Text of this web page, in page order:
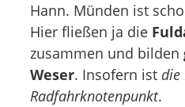
Hann. Münden ist
Hier fließen ja die
zusammen und bilden
Weser. Insofern ist die
Radfahrknotenpunkt.